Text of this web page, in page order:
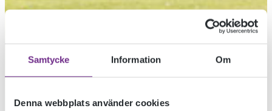
Samtycke Information Om
Denna webbplats använder cookies